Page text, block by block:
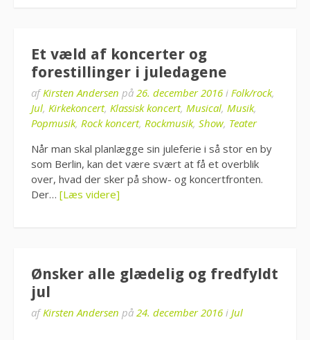
Et væld af koncerter og
forestillinger i juledagene
afKirsten Andersen på 26. december 2016 i Folk/rock,
Jul, Kirkekoncert, Klassisk koncert, Musical, Musik,
Popmusik, Rock koncert, Rockmusik, Show, Teater
Når man skal planlægge sin juleferie i så stor en by
som Berlin, kan det være svært at få et overblik
over, hvad der sker på show- og koncertfronten.
Der… [Læs videre]
Ønsker alle glædelig og fredfyldt
jul
afKirsten Andersen på 24. december 2016 i Jul